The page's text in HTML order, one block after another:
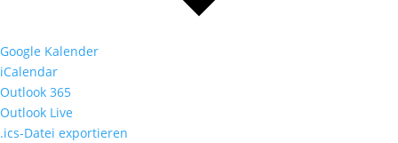
Google Kalender
iCalendar
Outlook 365
Outlook Live
.ics-Datei exportieren